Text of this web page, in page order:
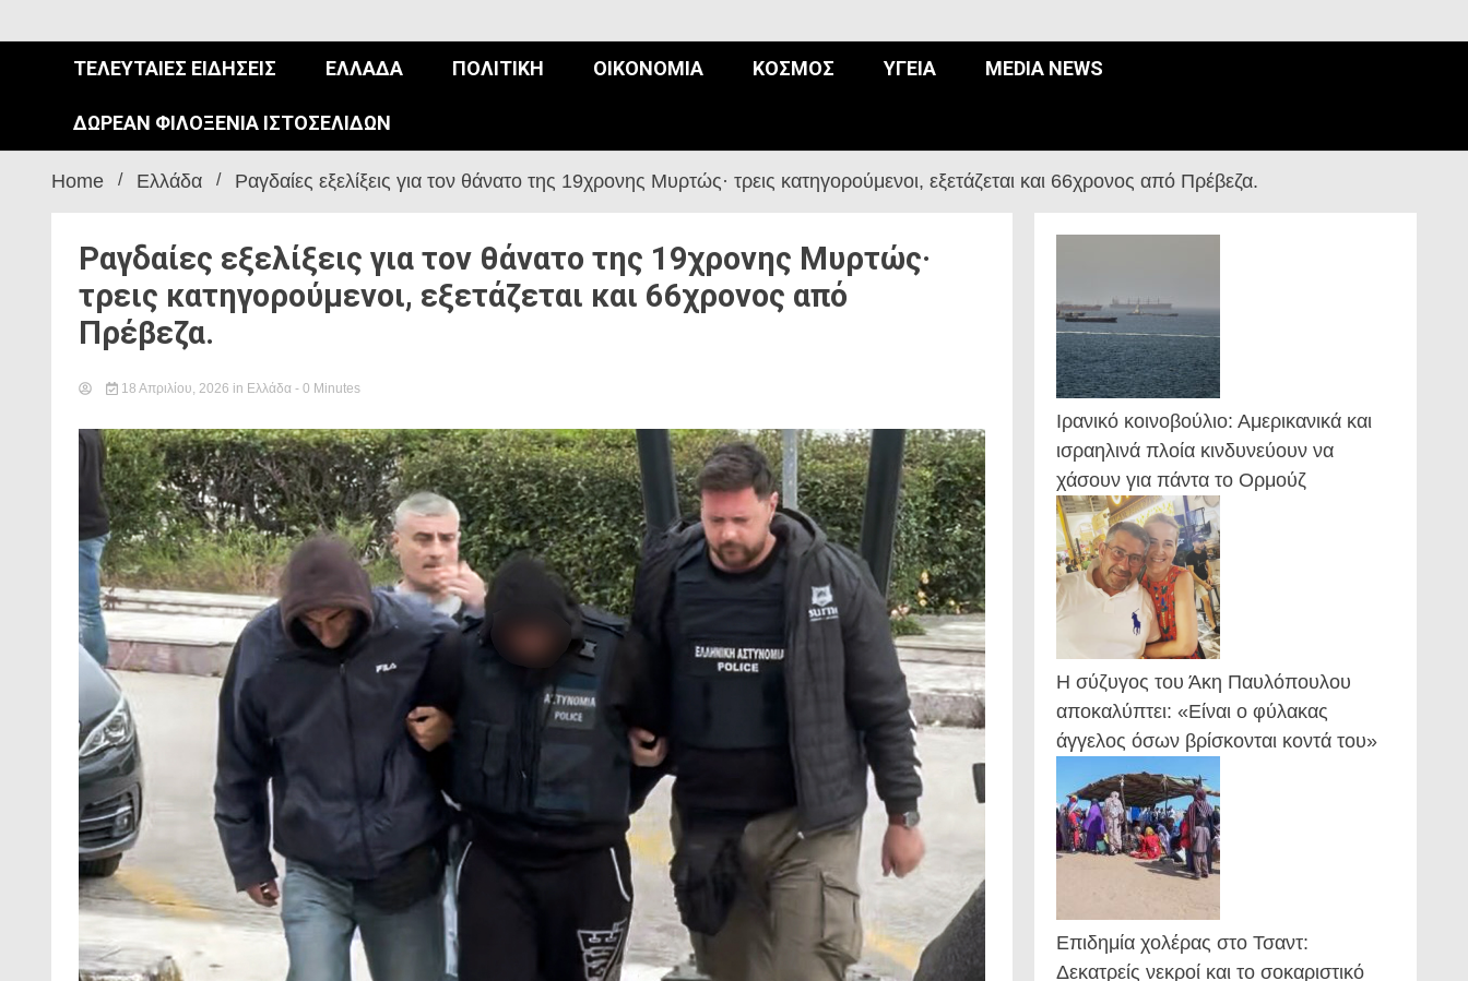
ΤΕΛΕΥΤΑΊΕΣ ΕΙΔΉΣΕΙΣ ΕΛΛΆΔΑ ΠΟΛΙΤΙΚΉ ΟΙΚΟΝΟΜΊΑ ΚΌΣΜΟΣ ΥΓΕΊΑ MEDIA NEWS
ΔΩΡΕΆΝ ΦΙΛΟΞΕΝΊΑ ΙΣΤΟΣΕΛΊΔΩΝ
Home Ελλάδα Ραγδαίες εξελίξεις για τον θάνατο της 19χρονης Μυρτώς· τρεις κατηγορούμενοι, εξετάζεται και 66χρονος από Πρέβεζα.
Ραγδαίες εξελίξεις για τον θάνατο της 19χρονης Μυρτώς·
τρεις κατηγορούμενοι, εξετάζεται και 66χρονος από
Πρέβεζα.
18 Απριλίου, 2026 in Ελλάδα - 0 Minutes
Ιρανικό κοινοβούλιο: Αμερικανικά και
ισραηλινά πλοία κινδυνεύουν να
χάσουν για πάντα το Ορμούζ
Η σύζυγος του Άκη Παυλόπουλου
αποκαλύπτει: «Είναι ο φύλακας
άγγελος όσων βρίσκονται κοντά του»
Επιδημία χολέρας στο Τσαντ:
Δεκατρείς νεκροί και το σοκαριστικό